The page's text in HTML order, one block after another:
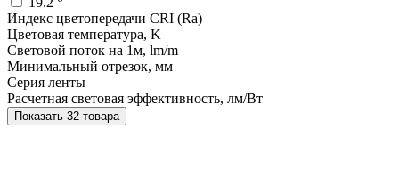
Индекс цветопередачи CRI (Ra)
Цветовая температура, K
Световой поток на 1м, lm/m
Минимальный отрезок, мм
Серия ленты
Расчетная световая эффективность, лм/Вт
Показать 32 товара